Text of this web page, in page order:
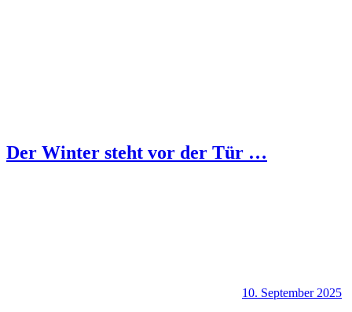
Der Winter steht vor der Tür …
10. September 2025